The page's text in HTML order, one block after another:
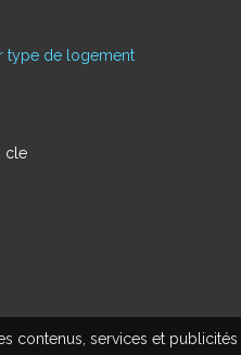
contenus, services et publicités
type de logement
cle